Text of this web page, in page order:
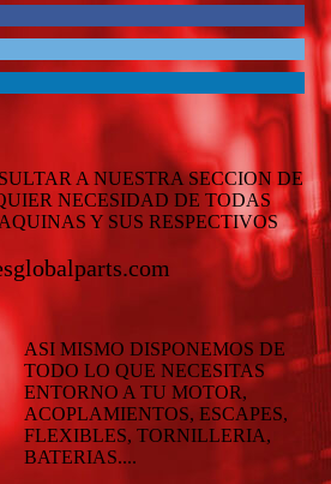
A NUESTRA SECCION DE
NECESIDAD DE TODAS
Y SUS RESPECTIVOS
ASI MISMO DISPONEMOS DE
TODO LO QUE NECESITAS
ENTORNO A TU MOTOR,
ACOPLAMIENTOS, ESCAPES,
FLEXIBLES, TORNILLERIA,
BATERIAS....